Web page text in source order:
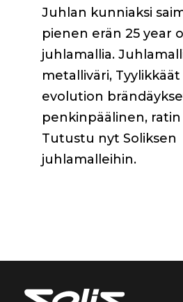
Juhlan kunniaksi
pienen erän 25 year
juhlamallia.
metalliväri,
evolution
penkinpäälinen, ratin
Tutustu nyt Soliksen
juhlamalleihin.